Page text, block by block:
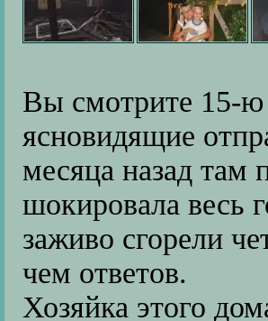
Вы смотрите 15-ю
ясновидящие
месяца назад там
шокировала весь
заживо сгорели
чем ответов.
Хозяйка этого